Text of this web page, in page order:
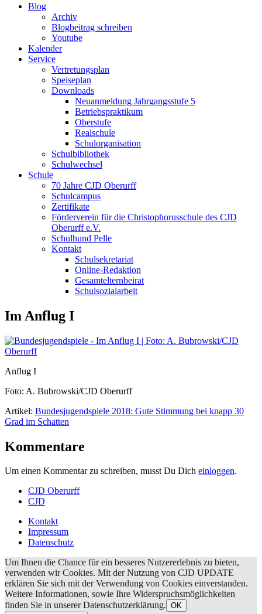
Blog
Archiv
Blogbeitrag schreiben
Youtube
Kalender
Service
Vertretungsplan
Speiseplan
Downloads
Neuanmeldung Jahrgangsstufe 5
Betriebspraktikum
Oberstufe
Realschule
Schulorganisation
Schulbibliothek
Schulwechsel
Schule
70 Jahre CJD Oberurff
Schulcampus
Zertifikate
Förderverein für die Christophorusschule des CJD
Oberurff e.V.
Schulhund Pelle
Kontakt
Schulsekretariat
Online-Redaktion
Gesamtelternbeirat
Schulsozialarbeit
Im Anflug I
Anflug I
Foto: A. Bubrowski/CJD Oberurff
Artikel: Bundesjugendspiele 2018: Gute Stimmung bei knapp 30
Grad im Schatten
Kommentare
Um einen Kommentar zu schreiben, musst Du Dich einloggen.
CJD Oberurff
CJD
Kontakt
Impressum
Datenschutz
Um Ihnen die Chance für ein besseres Nutzererlebnis zu bieten,
verwenden wir Cookies. Mit der Nutzung von CJD UPDATE
erklären Sie sich mit der Verwendung von Cookies einverstanden.
Weitere Informationen, sowie Ihre Widerspruchsmöglichkeiten
finden Sie in unserer Datenschutzerklärung. OK